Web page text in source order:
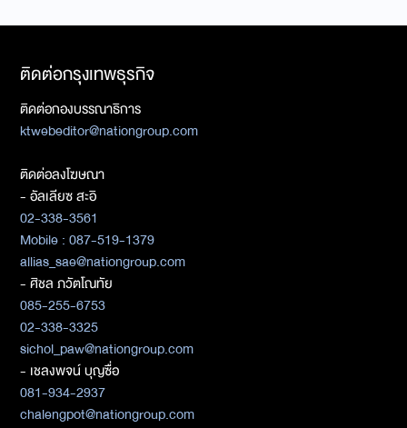
ติดต่อกรุงเทพธุรกิจ
ติดต่อกองบรรณาธิการ
ktwebeditor@nationgroup.com
ติดต่อลงโฆษณา
- อัลเลียซ สะอิ
02-338-3561
Mobile : 087-519-1379
allias_sae@nationgroup.com
- ศิชล ภวัตโณทัย
085-255-6753
02-338-3325
sichol_paw@nationgroup.com
- เชลงพจน์ บุญซื่อ
081-934-2937
chalengpot@nationgroup.com